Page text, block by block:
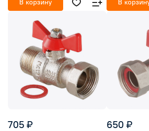
В корзину В
705 ₽ 650 ₽